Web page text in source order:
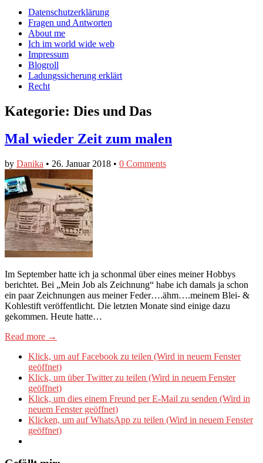
Facebook
anzeigen
Twitter
anzeigen
auf
Instagram
anzeigen
Main
menu
Skip
content
Datenschutzerklärung
Fragen und Antworten
About me
Ich im world wide web
Impressum
Blogroll
Ladungssicherung erklärt
Recht
Kategorie: Dies und Das
Mal wieder Zeit zum malen
by Danika • 26. Januar 2018 • 0 Comments
Im September hatte ich ja schonmal über eines meiner Hobbys
berichtet. Bei „Mein Job als Zeichnung“ habe ich damals ja schon
ein paar Zeichnungen aus meiner Feder….ähm….meinem Blei- &
Kohlestift veröffentlicht. Die letzten Monate sind einige dazu
gekommen. Heute hatte…
Read more →
Klick, um auf Facebook zu teilen (Wird in neuem Fenster
geöffnet)
Klick, um über Twitter zu teilen (Wird in neuem Fenster
geöffnet)
Klick, um dies einem Freund per E-Mail zu senden (Wird in
neuem Fenster geöffnet)
Klicken, um auf WhatsApp zu teilen (Wird in neuem Fenster
geöffnet)